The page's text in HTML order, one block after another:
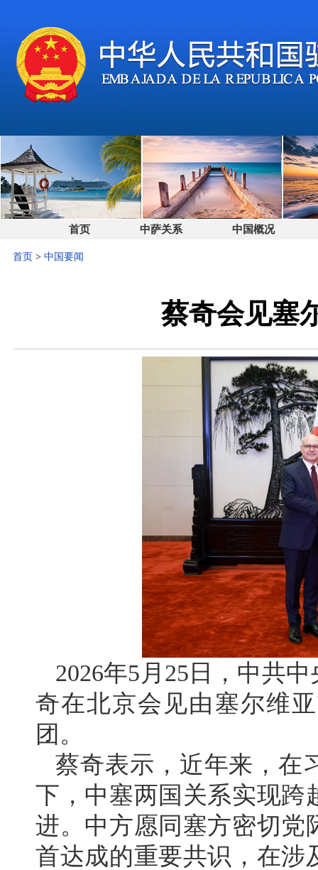
首页 中萨关系 中国概况
首页 > 中国要闻
蔡奇会见塞
2026年5月25日，中共
奇在北京会见由塞尔维
团。
蔡奇表示，近年来，在
下，中塞两国关系实现跨
进。中方愿同塞方密切党
首达成的重要共识，在涉